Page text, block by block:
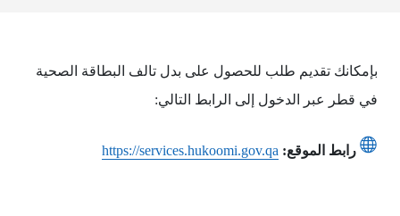
بإمكانك تقديم طلب للحصول على بدل تالف البطاقة الصحية
في قطر عبر الدخول إلى الرابط التالي:
رابط الموقع: https://services.hukoomi.gov.qa